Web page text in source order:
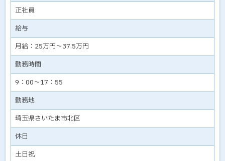
正社員
給与
月給：25万円～37.5万円
勤務時間
9：00～17：55
勤務地
埼玉県さいたま市北区
休日
土日祝